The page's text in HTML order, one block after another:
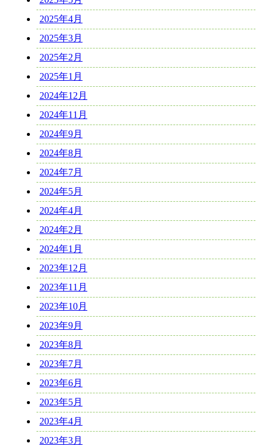
2025年4月
2025年3月
2025年2月
2025年1月
2024年12月
2024年11月
2024年9月
2024年8月
2024年7月
2024年5月
2024年4月
2024年2月
2024年1月
2023年12月
2023年11月
2023年10月
2023年9月
2023年8月
2023年7月
2023年6月
2023年5月
2023年4月
2023年3月